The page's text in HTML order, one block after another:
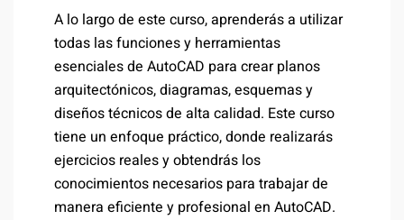
A lo largo de este curso, aprenderás a utilizar
todas las funciones y herramientas
esenciales de AutoCAD para crear planos
arquitectónicos, diagramas, esquemas y
diseños técnicos de alta calidad. Este curso
tiene un enfoque práctico, donde realizarás
ejercicios reales y obtendrás los
conocimientos necesarios para trabajar de
manera eficiente y profesional en AutoCAD.